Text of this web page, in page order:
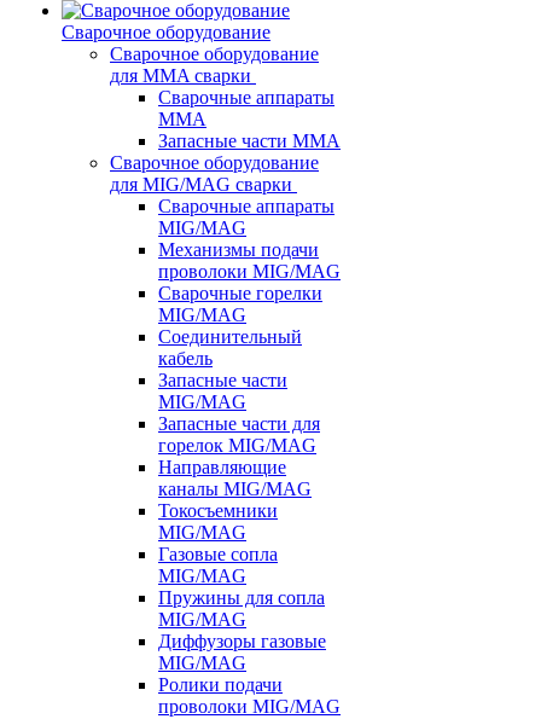
Сварочное оборудование
Сварочное оборудование
для MMA сварки
Сварочные аппараты
MMA
Запасные части MMA
Сварочное оборудование
для MIG/MAG сварки
Сварочные аппараты
MIG/MAG
Механизмы подачи
проволоки MIG/MAG
Сварочные горелки
MIG/MAG
Соединительный
кабель
Запасные части
MIG/MAG
Запасные части для
горелок MIG/MAG
Направляющие
каналы MIG/MAG
Токосъемники
MIG/MAG
Газовые сопла
MIG/MAG
Пружины для сопла
MIG/MAG
Диффузоры газовые
MIG/MAG
Ролики подачи
проволоки MIG/MAG